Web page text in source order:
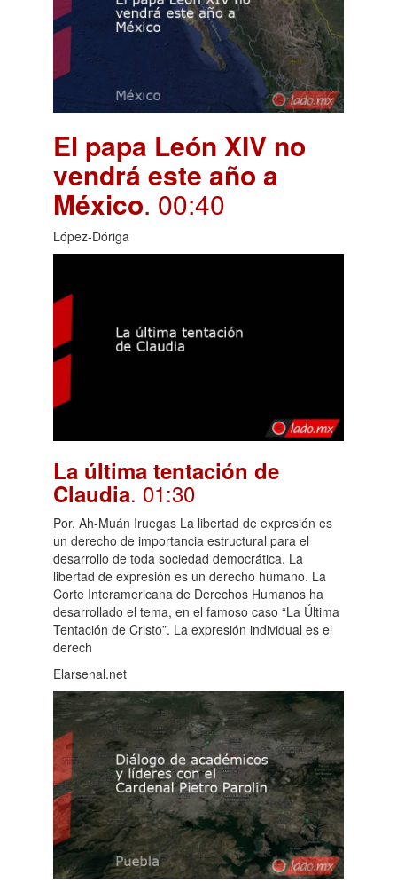
El papa León XIV no
vendrá este año a
México. 00:40
López-Dóriga
La última tentación de
Claudia. 01:30
Por. Ah-Muán Iruegas La libertad de expresión es
un derecho de importancia estructural para el
desarrollo de toda sociedad democrática. La
libertad de expresión es un derecho humano. La
Corte Interamericana de Derechos Humanos ha
desarrollado el tema, en el famoso caso “La Última
Tentación de Cristo”. La expresión individual es el
derech
Elarsenal.net